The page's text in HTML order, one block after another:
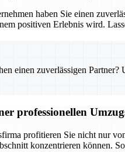
haben Sie einen
positiven Erlebnis wird.
einen zuverlässigen
professionellen
profitieren Sie nicht nur
konzentrieren können.